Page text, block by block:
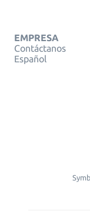
EMPRESA
Contáctanos
Español